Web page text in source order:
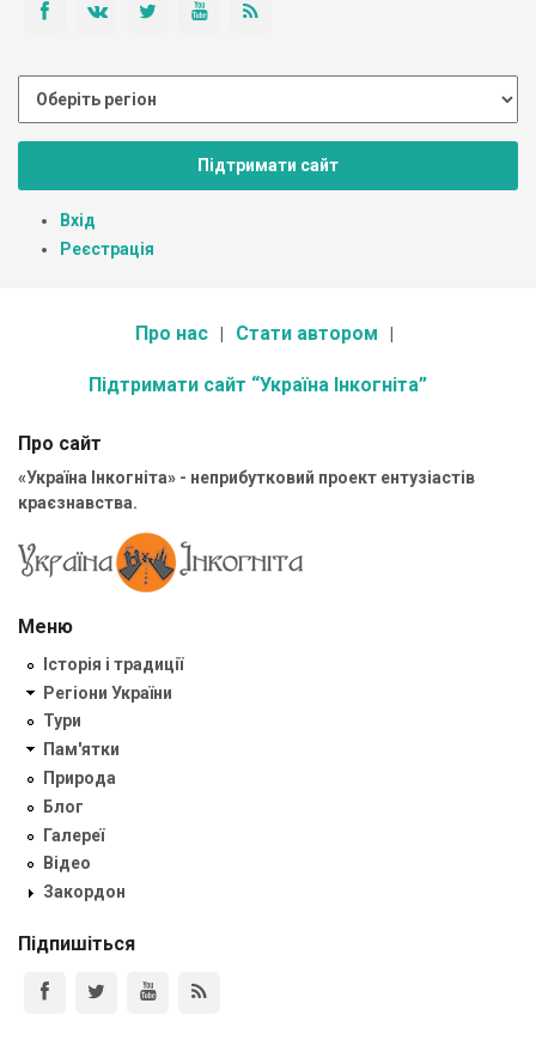
Підтримати сайт
Вхід
Реєстрація
Про нас Стати автором
Підтримати сайт “Україна Інкогніта”
Про сайт
«Україна Інкогніта» - неприбутковий проект ентузіастів
краєзнавства.
Меню
Історія і традиції
Регіони України
Тури
Пам'ятки
Природа
Блог
Галереї
Відео
Закордон
Підпишіться